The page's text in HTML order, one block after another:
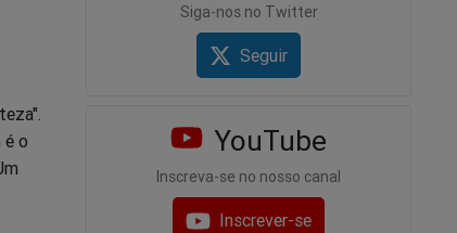
o
Siga-nos no Twitter
Seguir
YouTube
Inscreva-se no nosso canal
Inscrever-se